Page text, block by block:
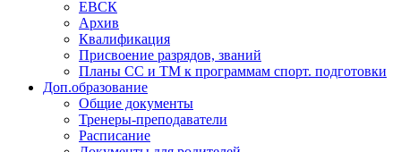
ЕВСК
Архив
Квалификация
Присвоение разрядов, званий
Планы СС и ТМ к программам спорт. подготовки
Доп.образование
Общие документы
Тренеры-преподаватели
Расписание